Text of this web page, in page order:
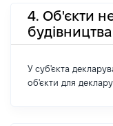
4. Об'єкти
будівництва
У суб'єкта
об'єкти для